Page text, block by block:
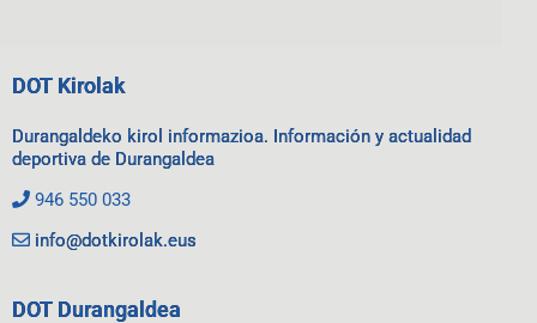
DOT Kirolak
Durangaldeko kirol informazioa. Información y actualidad
deportiva de Durangaldea
946 550 033
info@dotkirolak.eus
DOT Durangaldea